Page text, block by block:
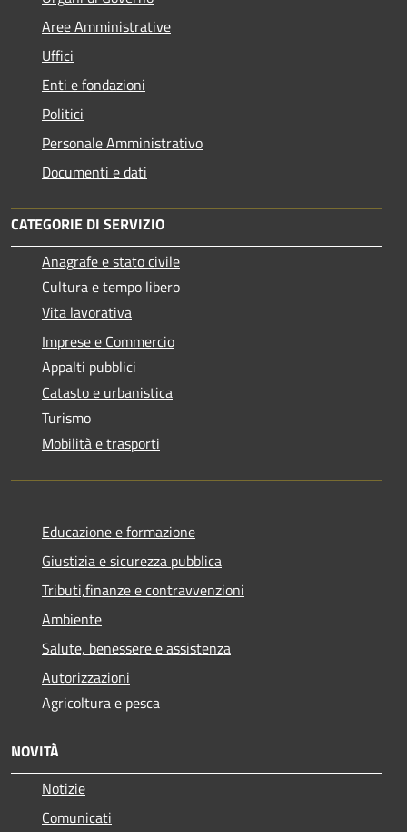
Aree Amministrative
Uffici
Enti e fondazioni
Politici
Personale Amministrativo
Documenti e dati
CATEGORIE DI SERVIZIO
Anagrafe e stato civile
Cultura e tempo libero
Vita lavorativa
Imprese e Commercio
Appalti pubblici
Catasto e urbanistica
Turismo
Mobilità e trasporti
Educazione e formazione
Giustizia e sicurezza pubblica
Tributi,finanze e contravvenzioni
Ambiente
Salute, benessere e assistenza
Autorizzazioni
Agricoltura e pesca
NOVITÀ
Notizie
Comunicati